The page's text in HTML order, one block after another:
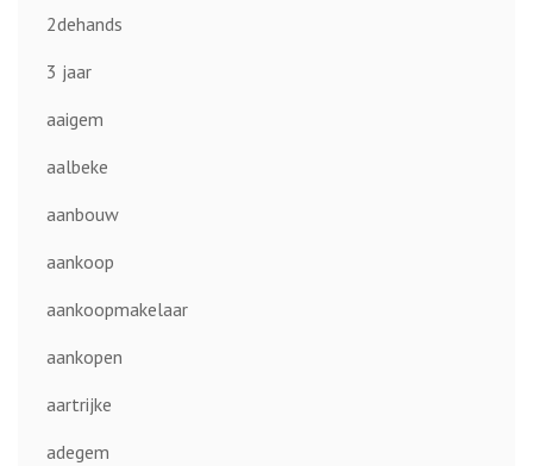
2dehands
3 jaar
aaigem
aalbeke
aanbouw
aankoop
aankoopmakelaar
aankopen
aartrijke
adegem